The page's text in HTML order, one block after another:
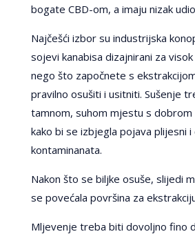
bogate CBD-om, a imaju nizak
Najčešći izbor su industrijska
sojevi kanabisa dizajnirani za
nego što započnete s
pravilno osušiti i usitniti. Sušenje
tamnom, suhom mjestu s dobrom
kako bi se izbjegla pojava plijesni i
kontaminanata.
Nakon što se biljke osuše, slijedi
se povećala površina za
Mljevenje treba biti dovoljno fino